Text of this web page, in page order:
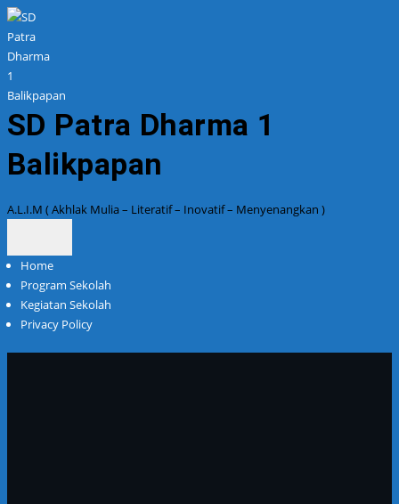
Skip
to
content
SD Patra Dharma 1
Balikpapan
A.L.I.M ( Akhlak Mulia – Literatif – Inovatif – Menyenangkan )
Home
Program Sekolah
Kegiatan Sekolah
Privacy Policy